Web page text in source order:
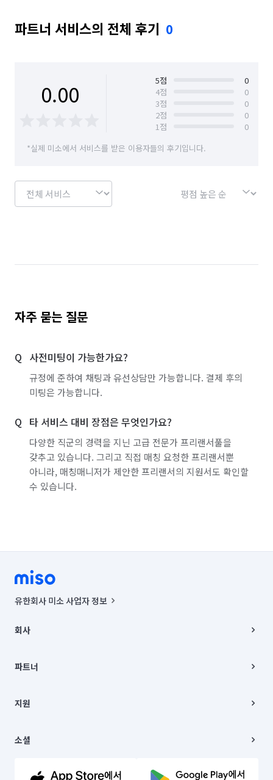
파트너 서비스의 전체 후기 0
0.00 5점
0
4점
0
3점
0
2점
0
1점
0
*실제 미소에서 서비스를 받은 이용자들의 후기입니다.
자주 묻는 질문
사전미팅이 가능한가요?
규정에 준하여 채팅과 유선상담만 가능합니다. 결제 후의
미팅은 가능합니다.
타 서비스 대비 장점은 무엇인가요?
다양한 직군의 경력을 지닌 고급 전문가 프리랜서풀을
갖추고 있습니다. 그리고 직접 매칭 요청한 프리랜서뿐
아니라, 매칭매니저가 제안한 프리랜서의 지원서도 확인할
수 있습니다.
유한회사 미소 사업자 정보
00019 |
주소 | 본사: 서울특별시 종로구 율곡로 6(중학동, 트윈트리빌딩) B동 5층
컨택센터 : 서울특별시 종로구 수송동 율곡로 24, 7층, 8층 미소
상품, 상품정보, 거래에 관한 의무와 책임은 거래당사자에게 있습니다.
언론 보도 관련 문의:
© 유한회사 미소. Miso, Inc. All Rights Reserved.
회사
채용
파트너
이사
지원
이용약관
문의하기
소셜
유튜브